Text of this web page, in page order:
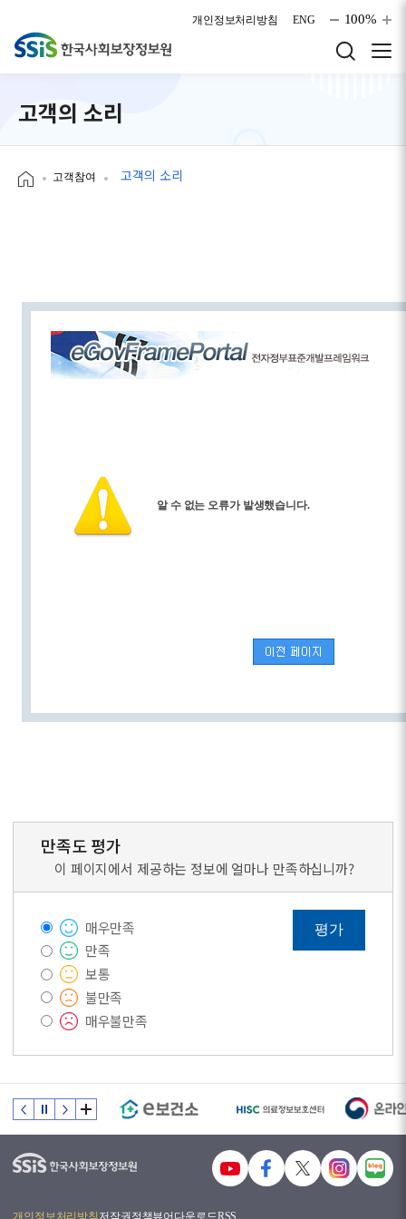
개인정보처리방침
ENG 100%
고객의 소리
고객참여 고객의 소리
알 수 없는 오류가 발생했습니다.
만족도 평가
이 페이지에서 제공하는 정보에 얼마나 만족하십니까?
매우만족
만족
보통
불만족
매우불만족
평가
개인정보처리방침 저작권정책뷰어다운로드RSS